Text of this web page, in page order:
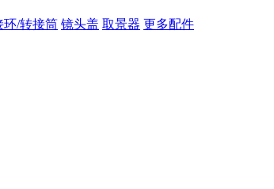
环/转接筒 镜头盖 取景器 更多配件